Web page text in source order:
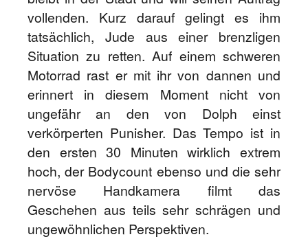
vollenden. Kurz darauf gelingt es ihm
tatsächlich, Jude aus einer brenzligen
Situation zu retten. Auf einem schweren
Motorrad rast er mit ihr von dannen und
erinnert in diesem Moment nicht von
ungefähr an den von Dolph einst
verkörperten Punisher. Das Tempo ist in
den ersten 30 Minuten wirklich extrem
hoch, der Bodycount ebenso und die sehr
nervöse Handkamera filmt das
Geschehen aus teils sehr schrägen und
ungewöhnlichen Perspektiven.